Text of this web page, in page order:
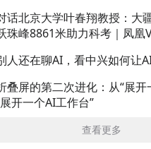
话北京大学叶春翔教授：大
珠峰8861米助力科考｜凤凰
人还在聊AI，看中兴如何让
叠屏的第二次进化：从“展开
开一个AI工作台”
查看更多